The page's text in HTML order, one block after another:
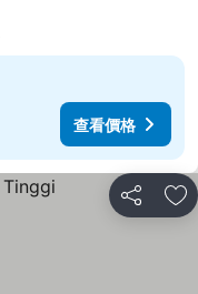
查看價格
分享 加